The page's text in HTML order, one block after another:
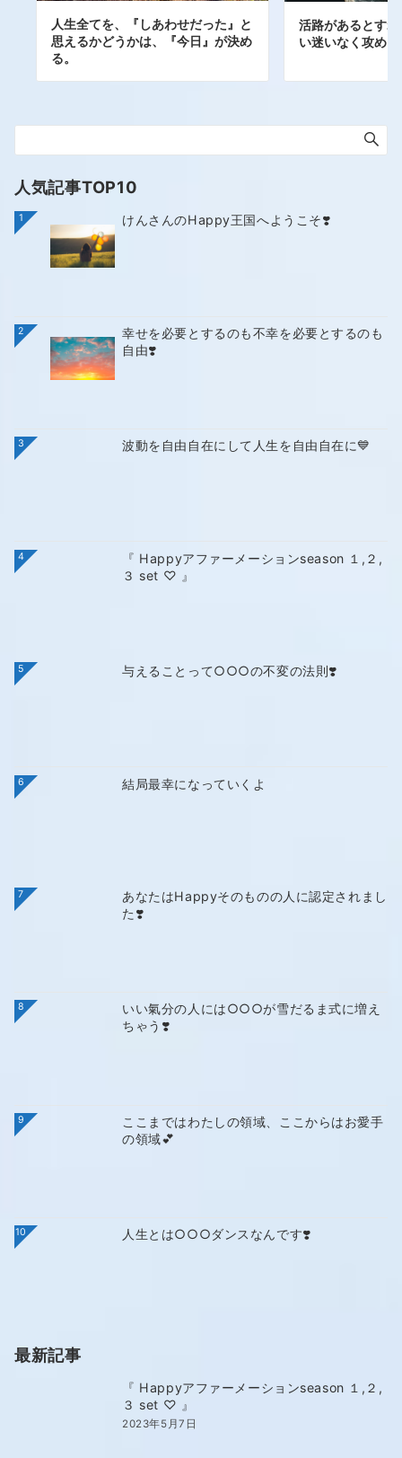
人生全てを、『しあわせだった』と
思えるかどうかは、『今日』が決め
る。
活路があるとす
い迷いなく攻め
人気記事TOP10
1 けんさんのHappy王国へようこそ❣️
2
幸せを必要とするのも不幸を必要とするのも
自由❣️
3 波動を自由自在にして人生を自由自在に💙
4
『 Happyアファーメーションseason １,２,
３ set ♡ 』
5 与えることって○○○の不変の法則❣️
6 結局最幸になっていくよ
7
あなたはHappyそのものの人に認定されまし
た❣️
8
いい氣分の人には○○○が雪だるま式に増え
ちゃう❣️
9
ここまではわたしの領域、ここからはお愛手
の領域💕
10 人生とは○○○ダンスなんです❣️
最新記事
『 Happyアファーメーションseason １,２,
３ set ♡ 』
2023年5月7日